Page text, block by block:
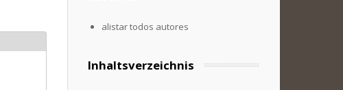
alistar todos autores
Inhaltsverzeichnis